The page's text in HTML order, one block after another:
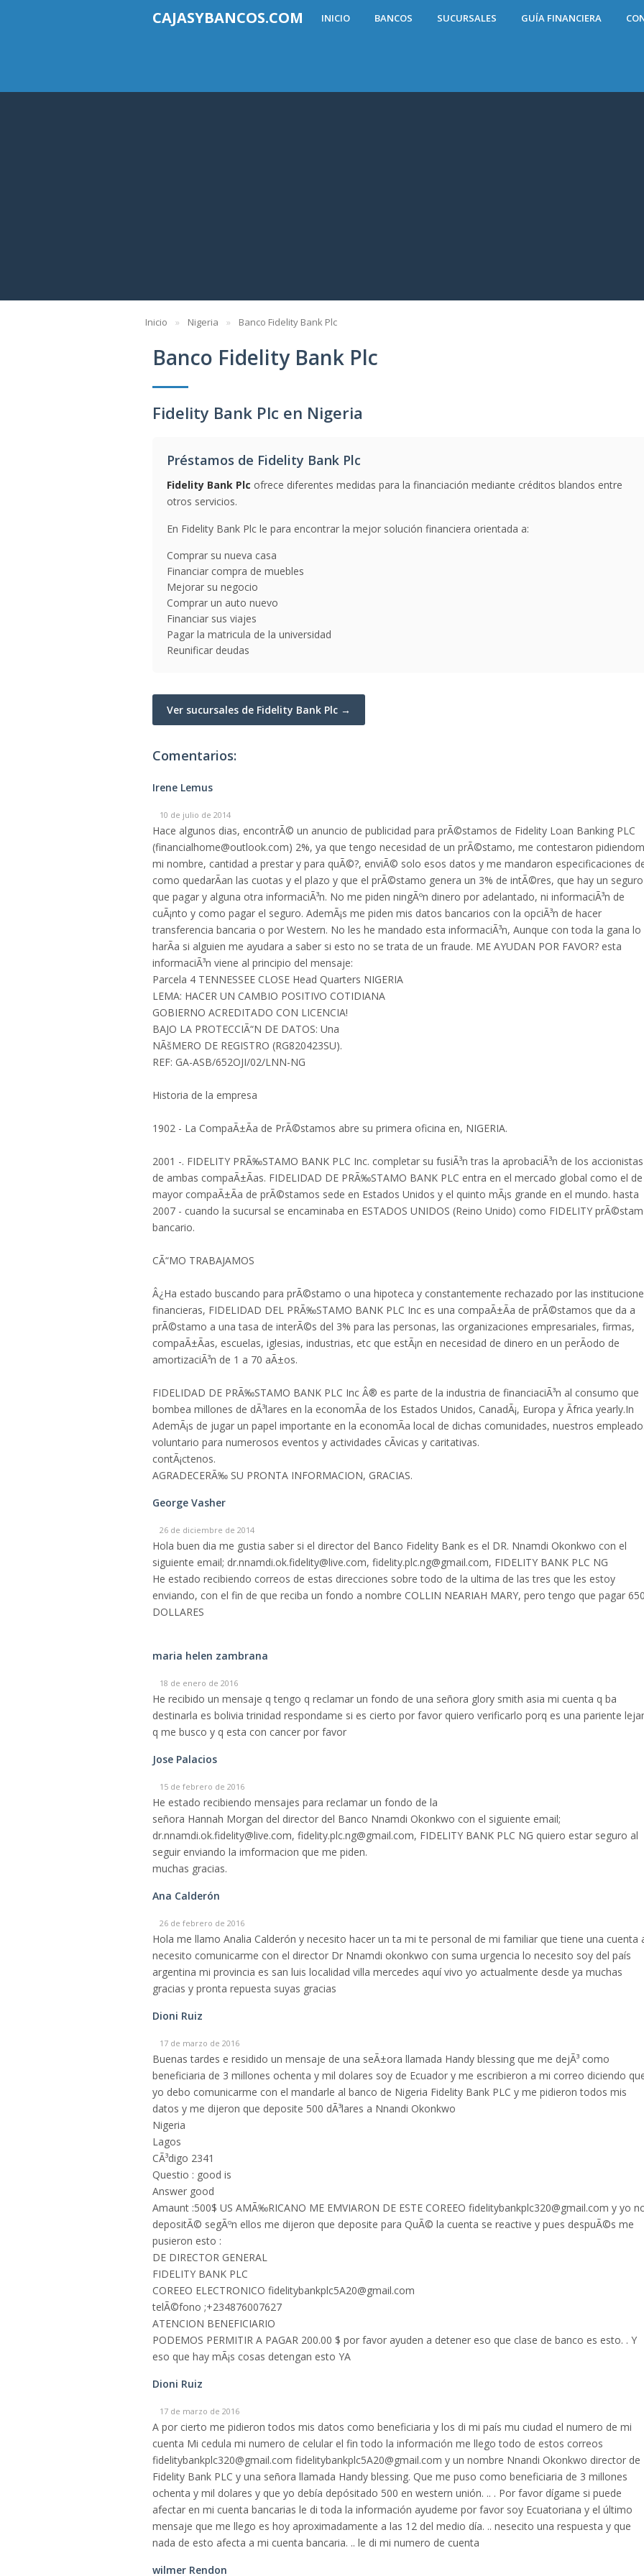
CAJASYBANCOS.COM INICIO BANCOS SUCURSALES GUÍA FINANCIERA
Inicio Nigeria Banco Fidelity Bank Plc
Banco Fidelity Bank Plc
Fidelity Bank Plc en Nigeria
Préstamos de Fidelity Bank Plc
Fidelity Bank Plc ofrece diferentes medidas para la financiación mediante créditos blandos entre
otros servicios.
En Fidelity Bank Plc le para encontrar la mejor solución financiera orientada a:
Comprar su nueva casa
Financiar compra de muebles
Mejorar su negocio
Comprar un auto nuevo
Financiar sus viajes
Pagar la matricula de la universidad
Reunificar deudas
Ver sucursales de Fidelity Bank Plc →
Comentarios:
Irene Lemus
10 de julio de 2014
Hace algunos dias, encontrÃ© un anuncio de publicidad para prÃ©stamos de Fidelity Loan Banking PLC
(financialhome@outlook.com) 2%, ya que tengo necesidad de un prÃ©stamo, me contestaron
mi nombre, cantidad a prestar y para quÃ©?, enviÃ© solo esos datos y me mandaron especificaciones
como quedarÃ­an las cuotas y el plazo y que el prÃ©stamo genera un 3% de intÃ©res, que hay un seguro
que pagar y alguna otra informaciÃ³n. No me piden ningÃºn dinero por adelantado, ni informaciÃ³n de
cuÃ¡nto y como pagar el seguro. AdemÃ¡s me piden mis datos bancarios con la opciÃ³n de hacer
transferencia bancaria o por Western. No les he mandado esta informaciÃ³n, Aunque con toda la gana lo
harÃ­a si alguien me ayudara a saber si esto no se trata de un fraude. ME AYUDAN POR FAVOR? esta
informaciÃ³n viene al principio del mensaje:
Parcela 4 TENNESSEE CLOSE Head Quarters NIGERIA
LEMA: HACER UN CAMBIO POSITIVO COTIDIANA
GOBIERNO ACREDITADO CON LICENCIA!
BAJO LA PROTECCIÃ“N DE DATOS: Una
NÃšMERO DE REGISTRO (RG820423SU).
REF: GA-ASB/652OJI/02/LNN-NG
Historia de la empresa
1902 - La CompaÃ±Ã­a de PrÃ©stamos abre su primera oficina en, NIGERIA.
2001 -. FIDELITY PRÃ‰STAMO BANK PLC Inc. completar su fusiÃ³n tras la aprobaciÃ³n de los accionistas
de ambas compaÃ±Ã­as. FIDELIDAD DE PRÃ‰STAMO BANK PLC entra en el mercado global como el
mayor compaÃ±Ã­a de prÃ©stamos sede en Estados Unidos y el quinto mÃ¡s grande en el mundo. hasta
2007 - cuando la sucursal se encaminaba en ESTADOS UNIDOS (Reino Unido) como FIDELITY
bancario.
CÃ“MO TRABAJAMOS
Â¿Ha estado buscando para prÃ©stamo o una hipoteca y constantemente rechazado por las
financieras, FIDELIDAD DEL PRÃ‰STAMO BANK PLC Inc es una compaÃ±Ã­a de prÃ©stamos que da a
prÃ©stamo a una tasa de interÃ©s del 3% para las personas, las organizaciones empresariales, firmas,
compaÃ±Ã­as, escuelas, iglesias, industrias, etc que estÃ¡n en necesidad de dinero en un perÃ­odo de
amortizaciÃ³n de 1 a 70 aÃ±os.
FIDELIDAD DE PRÃ‰STAMO BANK PLC Inc Â® es parte de la industria de financiaciÃ³n al consumo que
bombea millones de dÃ³lares en la economÃ­a de los Estados Unidos, CanadÃ¡, Europa y Ãfrica yearly.In
AdemÃ¡s de jugar un papel importante en la economÃ­a local de dichas comunidades, nuestros
voluntario para numerosos eventos y actividades cÃ­vicas y caritativas.
contÃ¡ctenos.
AGRADECERÃ‰ SU PRONTA INFORMACION, GRACIAS.
George Vasher
26 de diciembre de 2014
Hola buen dia me gustia saber si el director del Banco Fidelity Bank es el DR. Nnamdi Okonkwo con el
siguiente email; dr.nnamdi.ok.fidelity@live.com, fidelity.plc.ng@gmail.com, FIDELITY BANK PLC NG
He estado recibiendo correos de estas direcciones sobre todo de la ultima de las tres que les estoy
enviando, con el fin de que reciba un fondo a nombre COLLIN NEARIAH MARY, pero tengo que pagar
DOLLARES
maria helen zambrana
18 de enero de 2016
He recibido un mensaje q tengo q reclamar un fondo de una señora glory smith asia mi cuenta q ba
destinarla es bolivia trinidad respondame si es cierto por favor quiero verificarlo porq es una pariente
q me busco y q esta con cancer por favor
Jose Palacios
15 de febrero de 2016
He estado recibiendo mensajes para reclamar un fondo de la
señora Hannah Morgan del director del Banco Nnamdi Okonkwo con el siguiente email;
dr.nnamdi.ok.fidelity@live.com, fidelity.plc.ng@gmail.com, FIDELITY BANK PLC NG quiero estar seguro al
seguir enviando la imformacion que me piden.
muchas gracias.
Ana Calderón
26 de febrero de 2016
Hola me llamo Analia Calderón y necesito hacer un ta mi te personal de mi familiar que tiene una cuenta
necesito comunicarme con el director Dr Nnamdi okonkwo con suma urgencia lo necesito soy del país
argentina mi provincia es san luis localidad villa mercedes aquí vivo yo actualmente desde ya muchas
gracias y pronta repuesta suyas gracias
Dioni Ruiz
17 de marzo de 2016
Buenas tardes e residido un mensaje de una seÃ±ora llamada Handy blessing que me dejÃ³ como
beneficiaria de 3 millones ochenta y mil dolares soy de Ecuador y me escribieron a mi correo diciendo
yo debo comunicarme con el mandarle al banco de Nigeria Fidelity Bank PLC y me pidieron todos mis
datos y me dijeron que deposite 500 dÃ³lares a Nnandi Okonkwo
Nigeria
Lagos
CÃ³digo 2341
Questio : good is
Answer good
Amaunt :500$ US AMÃ‰RICANO ME EMVIARON DE ESTE COREEO fidelitybankplc320@gmail.com y yo
depositÃ© segÃºn ellos me dijeron que deposite para QuÃ© la cuenta se reactive y pues despuÃ©s me
pusieron esto :
DE DIRECTOR GENERAL
FIDELITY BANK PLC
COREEO ELECTRONICO fidelitybankplc5A20@gmail.com
telÃ©fono ;+234876007627
ATENCION BENEFICIARIO
PODEMOS PERMITIR A PAGAR 200.00 $ por favor ayuden a detener eso que clase de banco es esto. . Y
eso que hay mÃ¡s cosas detengan esto YA
Dioni Ruiz
17 de marzo de 2016
A por cierto me pidieron todos mis datos como beneficiaria y los di mi país mu ciudad el numero de mi
cuenta Mi cedula mi numero de celular el fin todo la información me llego todo de estos correos
fidelitybankplc320@gmail.com fidelitybankplc5A20@gmail.com y un nombre Nnandi Okonkwo director de
Fidelity Bank PLC y una señora llamada Handy blessing. Que me puso como beneficiaria de 3 millones
ochenta y mil dolares y que yo debía depósitado 500 en western unión. .. . Por favor dígame si puede
afectar en mi cuenta bancarias le di toda la información ayudeme por favor soy Ecuatoriana y el último
mensaje que me llego es hoy aproximadamente a las 12 del medio día. .. nesecito una respuesta y que
nada de esto afecta a mi cuenta bancaria. .. le di mi numero de cuenta
wilmer Rendon